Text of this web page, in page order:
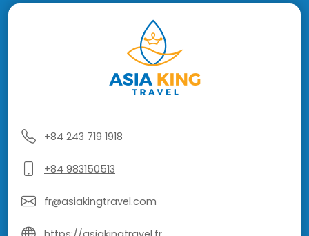
+84 243 719 1918
+84 983150513
fr@asiakingtravel.com